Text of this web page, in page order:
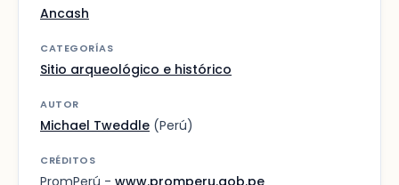
Ancash
CATEGORÍAS
Sitio arqueológico e histórico
AUTOR
Michael Tweddle (Perú)
CRÉDITOS
PromPerú - www.promperu.gob.pe